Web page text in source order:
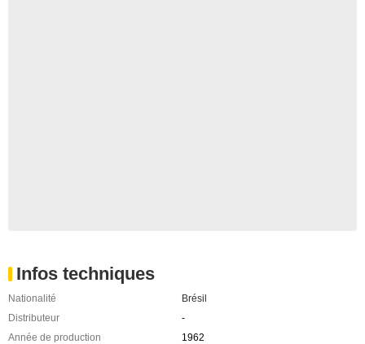
Infos techniques
Nationalité
Brésil
Distributeur
-
Année de production
1962